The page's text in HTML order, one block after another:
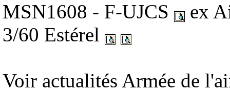
MSN1608 - F-UJCS
ex
3/60 Estérel
Voir actualités Armée de